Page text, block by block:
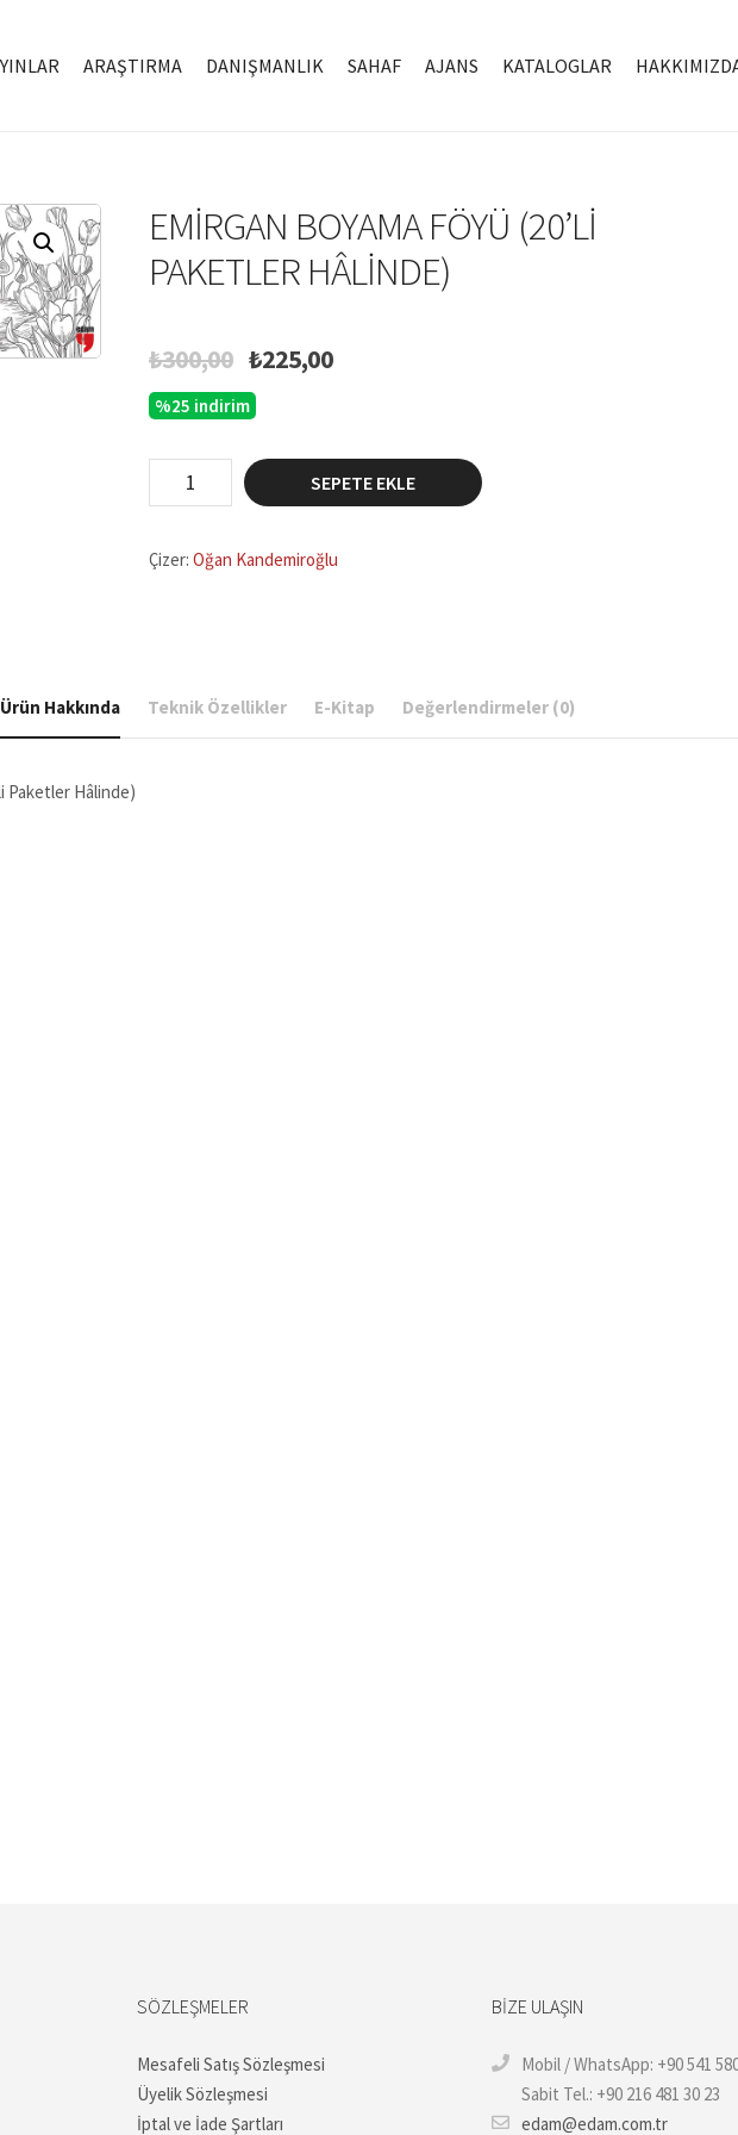
ARAŞTIRMA DANIŞMANLIK SAHAF AJANS KATALOGLAR
EMIRGAN BOYAMA FÖYÜ (20’LI
PAKETLER HÂLINDE)
₺300,00 Orijinal
₺300,00.
₺225,00Şu
%25 indirim
Boyama
Föyü
Paketler
SEPETE EKLE
Çizer: Oğan Kandemiroğlu
Ürün Hakkında Teknik Özellikler E-Kitap Değerlendirmeler (0)
Paketler Hâlinde)
SÖZLEŞMELER
Mesafeli Satış Sözleşmesi
Üyelik Sözleşmesi
İptal ve İade Şartları
BIZE ULAŞIN
Mobil / WhatsApp: +90 541
Sabit Tel.: +90 216 481 30 23
edam@edam.com.tr